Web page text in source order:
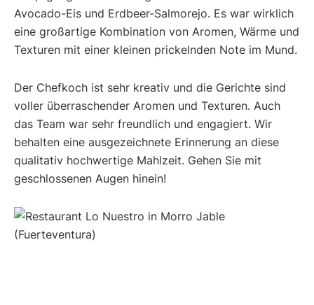
Avocado-Eis und Erdbeer-Salmorejo. Es war wirklich
eine großartige Kombination von Aromen, Wärme und
Texturen mit einer kleinen prickelnden Note im Mund.
Der Chefkoch ist sehr kreativ und die Gerichte sind
voller überraschender Aromen und Texturen. Auch
das Team war sehr freundlich und engagiert. Wir
behalten eine ausgezeichnete Erinnerung an diese
qualitativ hochwertige Mahlzeit. Gehen Sie mit
geschlossenen Augen hinein!